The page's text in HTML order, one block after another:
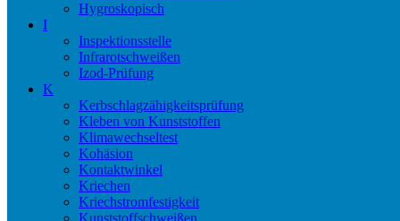
Hygroskopisch
I
Inspektionsstelle
Infrarotschweißen
Izod-Prüfung
K
Kerbschlagzähigkeitsprüfung
Kleben von Kunststoffen
Klimawechseltest
Kohäsion
Kontaktwinkel
Kriechen
Kriechstromfestigkeit
Kunststoffschweißen